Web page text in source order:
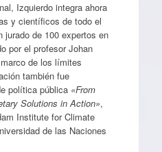
Izquierdo integra ahora
y científicos de todo el
jurado de 100 expertos en
por el profesor Johan
de los límites
también fue
política pública «From
Solutions in Action»,
Institute for Climate
de las Naciones